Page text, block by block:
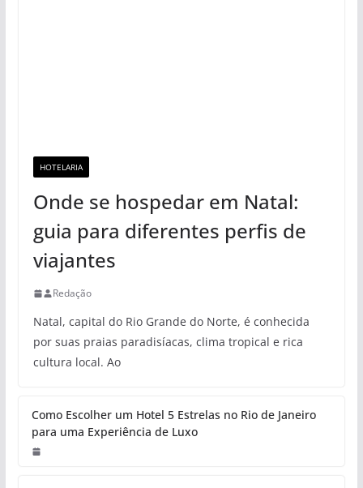
HOTELARIA
Onde se hospedar em Natal:
guia para diferentes perfis de
viajantes
Redação
Natal, capital do Rio Grande do Norte, é conhecida
por suas praias paradisíacas, clima tropical e rica
cultura local. Ao
Como Escolher um Hotel 5 Estrelas no Rio de Janeiro
para uma Experiência de Luxo